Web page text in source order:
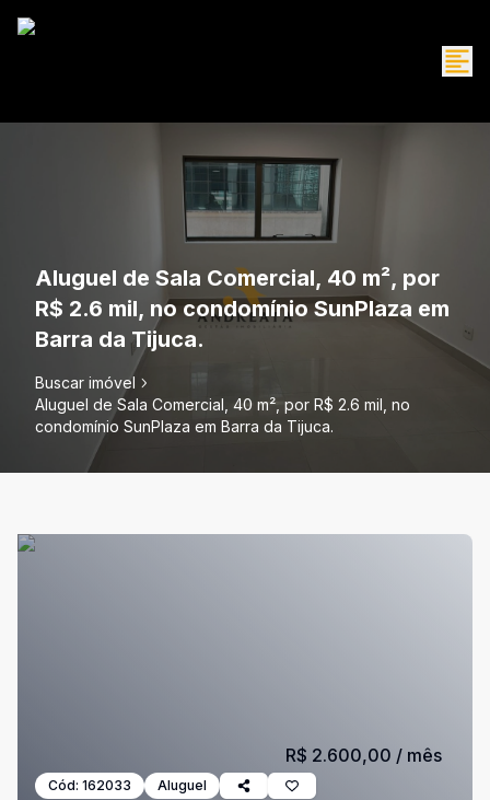
Aluguel de Sala Comercial, 40 m², por
R$ 2.6 mil, no condomínio SunPlaza em
Barra da Tijuca.
Buscar imóvel
Aluguel de Sala Comercial, 40 m², por R$ 2.6 mil, no
condomínio SunPlaza em Barra da Tijuca.
Cód: 162033 Aluguel
R$ 2.600,00 / mês